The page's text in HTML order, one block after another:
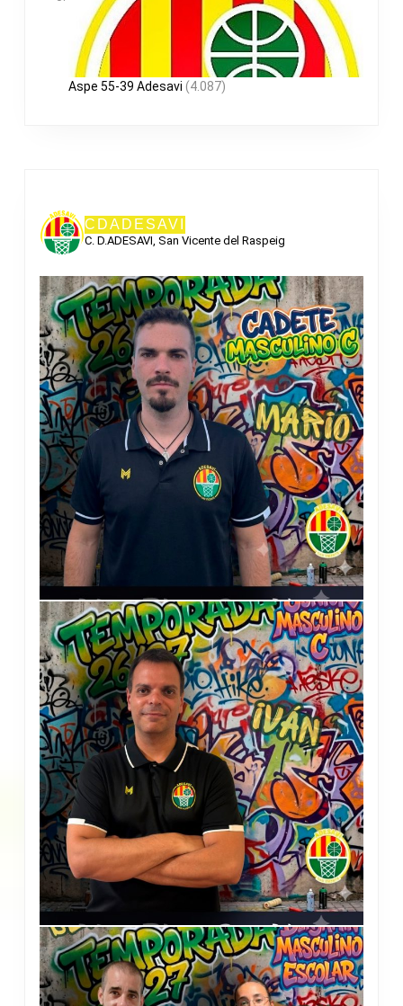
Aspe 55-39 Adesavi (4.087)
CDADESAVI
C. D.ADESAVI, San Vicente del Raspeig